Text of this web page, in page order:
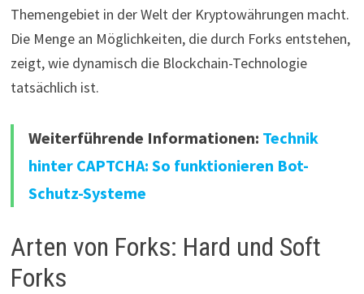
Themengebiet in der Welt der Kryptowährungen macht.
Die Menge an Möglichkeiten, die durch Forks entstehen,
zeigt, wie dynamisch die Blockchain-Technologie
tatsächlich ist.
Weiterführende Informationen: Technik
hinter CAPTCHA: So funktionieren Bot-
Schutz-Systeme
Arten von Forks: Hard und Soft
Forks